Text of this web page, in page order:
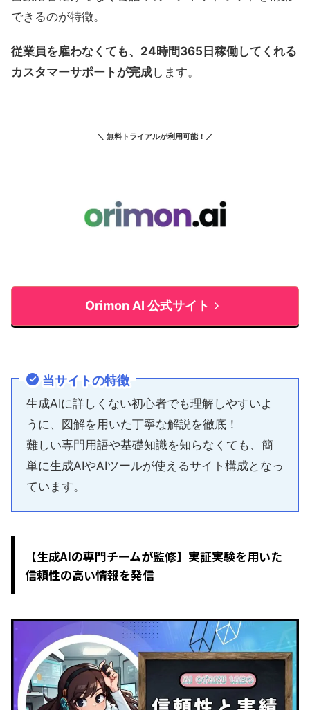
できるのが特徴。
従業員を雇わなくても、24時間365日稼働してくれる
カスタマーサポートが完成します。
＼ 無料トライアルが利用可能！／
Orimon AI 公式サイト
当サイトの特徴
生成AIに詳しくない初心者でも理解しやすいよ
うに、図解を用いた丁寧な解説を徹底！
難しい専門用語や基礎知識を知らなくても、簡
単に生成AIやAIツールが使えるサイト構成となっ
ています。
【生成AIの専門チームが監修】実証実験を用いた
信頼性の高い情報を発信